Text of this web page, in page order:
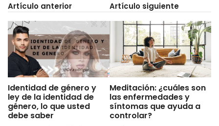
Artículo anterior
Identidad de género y
ley de la identidad de
género, lo que usted
debe saber
Artículo siguiente
Meditación: ¿cuáles son
las enfermedades y
síntomas que ayuda a
controlar?